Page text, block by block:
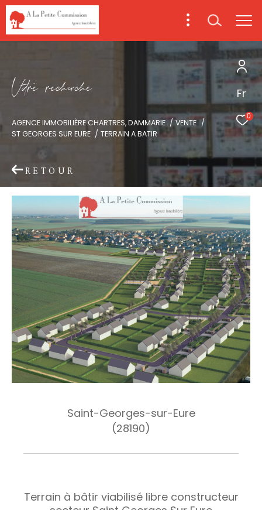
Fr
0
Vore recece
AGENCE IMMOBILIÈRE CHARTRES, DAMMARIE
VENTE
ST GEORGES SUR EURE
TERRAIN A BATIR
RETOUR
Saint-Georges-sur-Eure
(28190)
Terrain à bâtir viabilisé libre constructeur